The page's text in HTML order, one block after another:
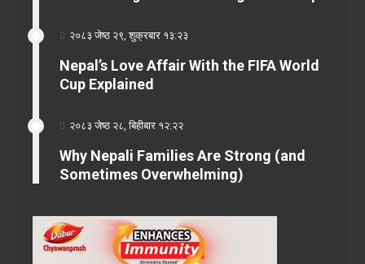
२०८३ जेष्ठ २९, शुक्रबार १३:२३
Nepal’s Love Affair With the FIFA World
Cup Explained
२०८३ जेष्ठ २८, बिहीबार १२:२२
Why Nepali Families Are Strong (and
Sometimes Overwhelming)